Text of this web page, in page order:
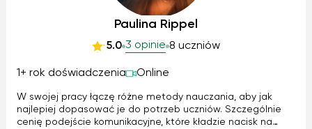
Paulina Rippel
5.0 3 opinie 8 uczniów
1+ rok doświadczenia Online
W swojej pracy łączę różne metody nauczania, aby jak
najlepiej dopasować je do potrzeb uczniów. Szczególnie
cenię podejście komunikacyjne, które kładzie nacisk na